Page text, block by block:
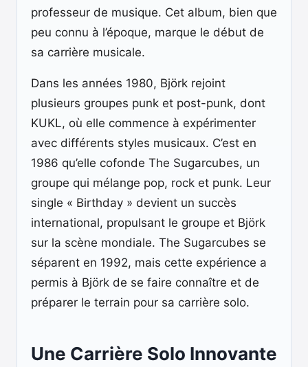
professeur de musique. Cet album, bien que
peu connu à l’époque, marque le début de
sa carrière musicale.
Dans les années 1980, Björk rejoint
plusieurs groupes punk et post-punk, dont
KUKL, où elle commence à expérimenter
avec différents styles musicaux. C’est en
1986 qu’elle cofonde The Sugarcubes, un
groupe qui mélange pop, rock et punk. Leur
single « Birthday » devient un succès
international, propulsant le groupe et Björk
sur la scène mondiale. The Sugarcubes se
séparent en 1992, mais cette expérience a
permis à Björk de se faire connaître et de
préparer le terrain pour sa carrière solo.
Une Carrière Solo Innovante